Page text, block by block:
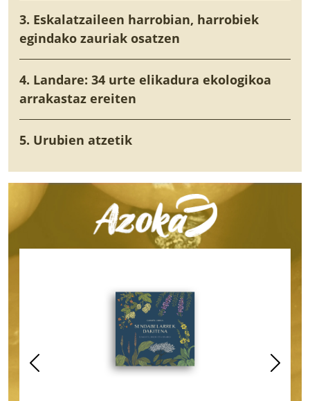
3. Eskalatzaileen harrobian, harrobiek
egindako zauriak osatzen
4. Landare: 34 urte elikadura ekologikoa
arrakastaz ereiten
5. Urubien atzetik